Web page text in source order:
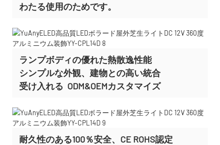
わたる使用のためです。
ランプボディの優れた熱散逸性能
シンプルな外観、建物との高い統合
受け入れる ODM&OEMカスタマイズ
耐久性のある100％安全、CE ROHS認定